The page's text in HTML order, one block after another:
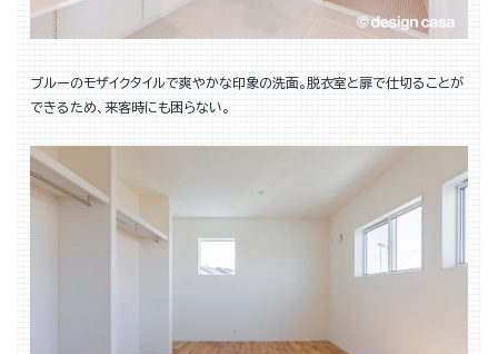
ブルーのモザイクタイルで爽やかな印象の洗面。脱衣室と扉で仕切ることが
できるため、来客時にも困らない。